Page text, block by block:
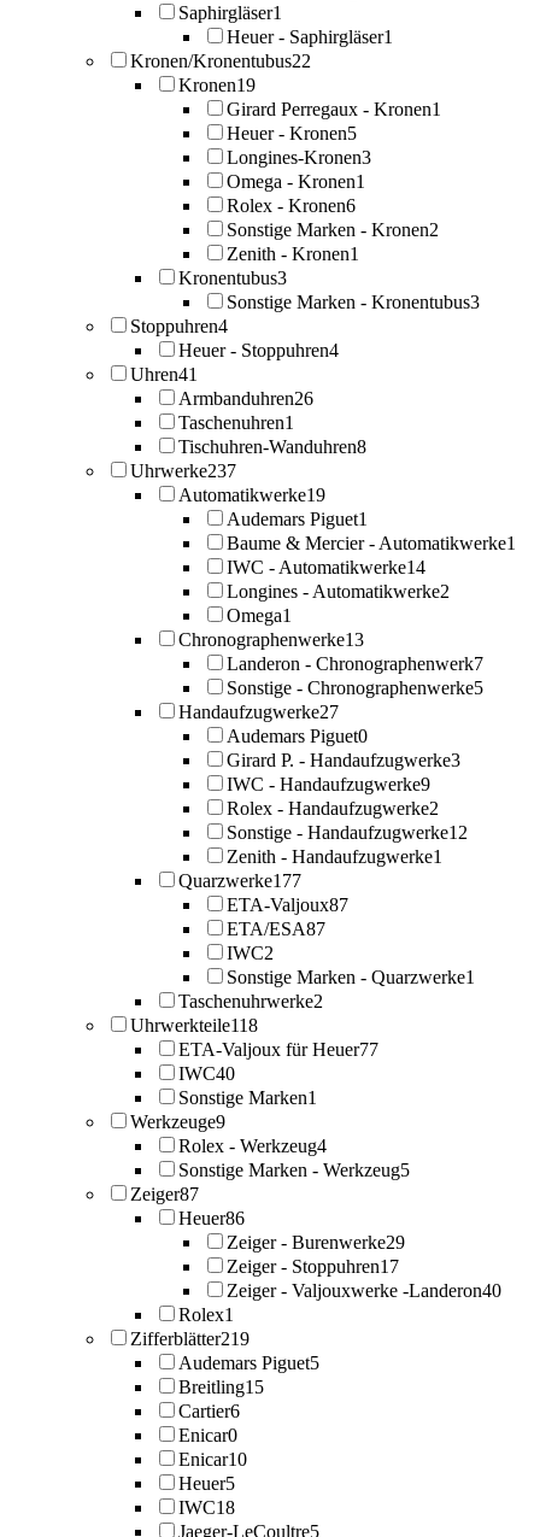
Saphirgläser1
Heuer - Saphirgläser1
Kronen/Kronentubus22
Kronen19
Girard Perregaux - Kronen1
Heuer - Kronen5
Longines-Kronen3
Omega - Kronen1
Rolex - Kronen6
Sonstige Marken - Kronen2
Zenith - Kronen1
Kronentubus3
Sonstige Marken - Kronentubus3
Stoppuhren4
Heuer - Stoppuhren4
Uhren41
Armbanduhren26
Taschenuhren1
Tischuhren-Wanduhren8
Uhrwerke237
Automatikwerke19
Audemars Piguet1
Baume & Mercier - Automatikwerke1
IWC - Automatikwerke14
Longines - Automatikwerke2
Omega1
Chronographenwerke13
Landeron - Chronographenwerk7
Sonstige - Chronographenwerke5
Handaufzugwerke27
Audemars Piguet0
Girard P. - Handaufzugwerke3
IWC - Handaufzugwerke9
Rolex - Handaufzugwerke2
Sonstige - Handaufzugwerke12
Zenith - Handaufzugwerke1
Quarzwerke177
ETA-Valjoux87
ETA/ESA87
IWC2
Sonstige Marken - Quarzwerke1
Taschenuhrwerke2
Uhrwerkteile118
ETA-Valjoux für Heuer77
IWC40
Sonstige Marken1
Werkzeuge9
Rolex - Werkzeug4
Sonstige Marken - Werkzeug5
Zeiger87
Heuer86
Zeiger - Burenwerke29
Zeiger - Stoppuhren17
Zeiger - Valjouxwerke -Landeron40
Rolex1
Zifferblätter219
Audemars Piguet5
Breitling15
Cartier6
Enicar0
Enicar10
Heuer5
IWC18
Jaeger-LeCoultre5